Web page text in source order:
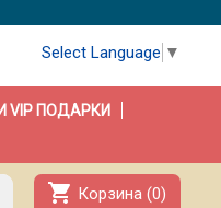
Select Language ▼
VIP ПОДАРКИ
shopping_cart Корзина (0)